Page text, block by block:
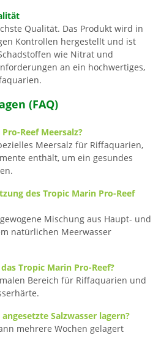
Qualität. Das Produkt wird in
Kontrollen hergestellt und ist
wie Nitrat und
an ein hochwertiges,
(FAQ)
Reef Meersalz?
Meersalz für Riffaquarien,
enthält, um ein gesundes
des Tropic Marin Pro-Reef
Mischung aus Haupt- und
natürlichen Meerwasser
Tropic Marin Pro-Reef?
Bereich für Riffaquarien und
Salzwasser lagern?
mehrere Wochen gelagert